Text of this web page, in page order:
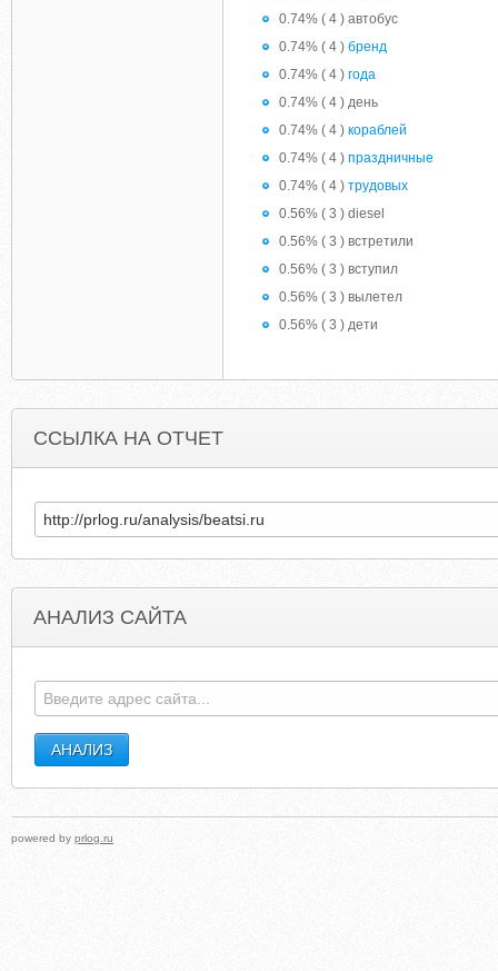
0.74% ( 4 ) автобус
0.74% ( 4 ) бренд
0.74% ( 4 ) года
0.74% ( 4 ) день
0.74% ( 4 ) кораблей
0.74% ( 4 ) праздничные
0.74% ( 4 ) трудовых
0.56% ( 3 ) diesel
0.56% ( 3 ) встретили
0.56% ( 3 ) вступил
0.56% ( 3 ) вылетел
0.56% ( 3 ) дети
ССЫЛКА НА ОТЧЕТ
АНАЛИЗ САЙТА
powered by prlog.ru